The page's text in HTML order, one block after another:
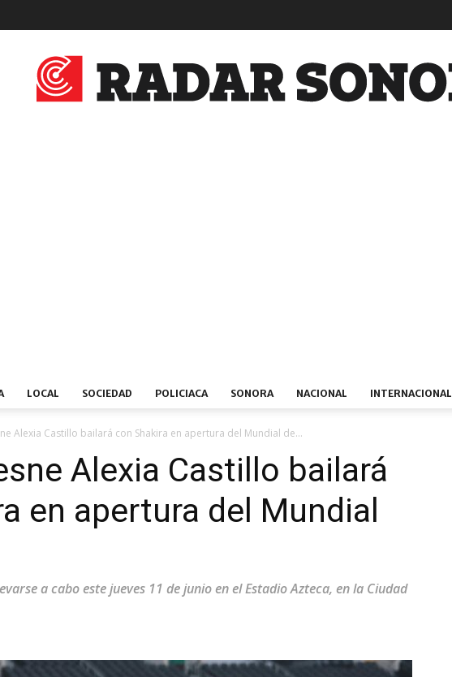
LOCAL SOCIEDAD POLICIACA SONORA NACIONAL INTERNACIONAL
Alexia Castillo bailará con Shakira en apertura del Mundial de...
Alexia Castillo bailará
en apertura del Mundial
a cabo este jueves 11 de junio en el Estadio Azteca, en la Ciudad